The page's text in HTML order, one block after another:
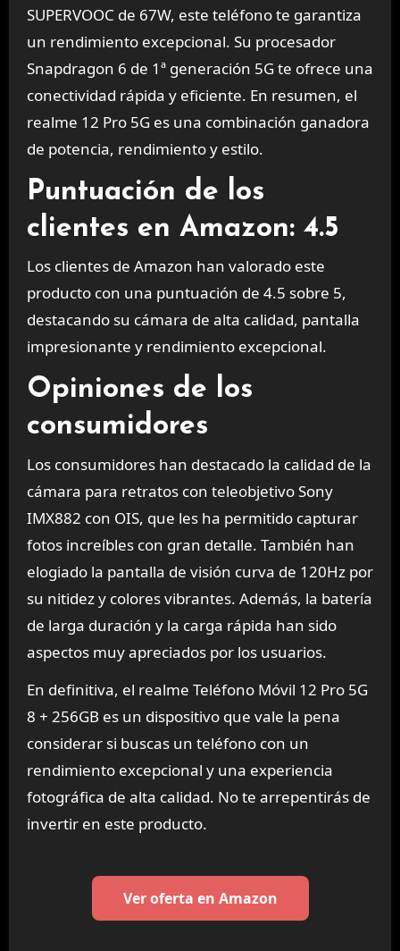
SUPERVOOC de 67W, este teléfono te garantiza
un rendimiento excepcional. Su procesador
Snapdragon 6 de 1ª generación 5G te ofrece una
conectividad rápida y eficiente. En resumen, el
realme 12 Pro 5G es una combinación ganadora
de potencia, rendimiento y estilo.
Puntuación de los
clientes en Amazon: 4.5
Los clientes de Amazon han valorado este
producto con una puntuación de 4.5 sobre 5,
destacando su cámara de alta calidad, pantalla
impresionante y rendimiento excepcional.
Opiniones de los
consumidores
Los consumidores han destacado la calidad de la
cámara para retratos con teleobjetivo Sony
IMX882 con OIS, que les ha permitido capturar
fotos increíbles con gran detalle. También han
elogiado la pantalla de visión curva de 120Hz por
su nitidez y colores vibrantes. Además, la batería
de larga duración y la carga rápida han sido
aspectos muy apreciados por los usuarios.
En definitiva, el realme Teléfono Móvil 12 Pro 5G
8 + 256GB es un dispositivo que vale la pena
considerar si buscas un teléfono con un
rendimiento excepcional y una experiencia
fotográfica de alta calidad. No te arrepentirás de
invertir en este producto.
Ver oferta en Amazon